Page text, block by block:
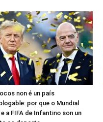
non é un país
por que o Mundial
e a FIFA de Infantino son un